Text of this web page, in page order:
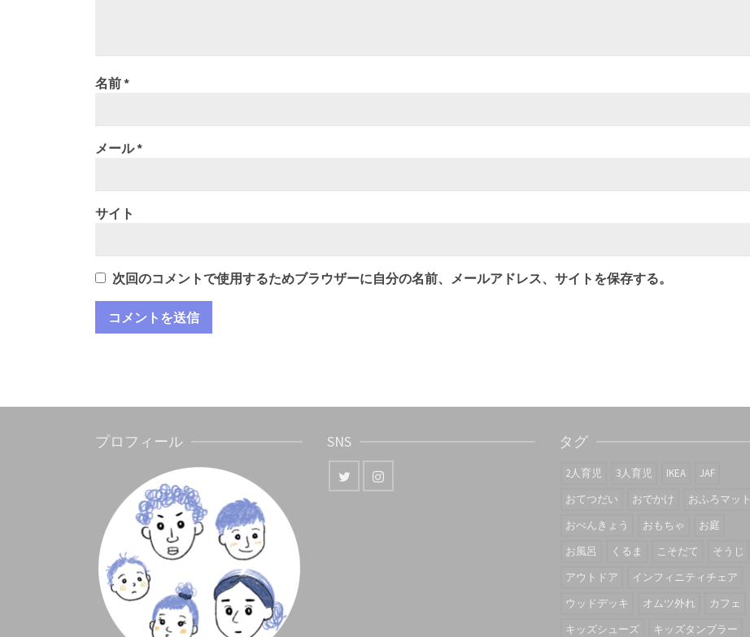
名前*
メール*
サイト
次回のコメントで使用するためブラウザーに自分の名前、メールアドレス、サイトを保存する。
プロフィール SNS タグ
2人育児 3人育児 IKEA
JAF
おてつだい
おでかけ
おふろマット
おべんきょう
おもちゃ
お庭
お風呂
くるま こそだて
そうじ
アウトドア
インフィニティチェア
ウッドデッキ
オムツ外れ
カフェ
キッズシューズ
キッズタンブラー